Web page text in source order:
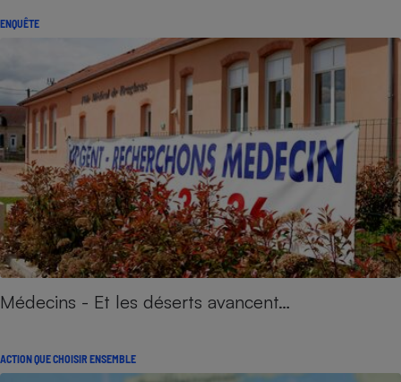
ENQUÊTE
Médecins - Et les déserts avancent…
ACTION QUE CHOISIR ENSEMBLE